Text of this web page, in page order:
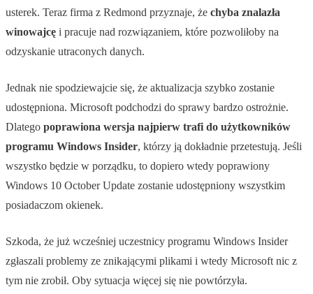
usterek. Teraz firma z Redmond przyznaje, że chyba znalazła
winowajcę i pracuje nad rozwiązaniem, które pozwoliłoby na
odzyskanie utraconych danych.
Jednak nie spodziewajcie się, że aktualizacja szybko zostanie
udostępniona. Microsoft podchodzi do sprawy bardzo ostrożnie.
Dlatego poprawiona wersja najpierw trafi do użytkowników
programu Windows Insider, którzy ją dokładnie przetestują. Jeśli
wszystko będzie w porządku, to dopiero wtedy poprawiony
Windows 10 October Update zostanie udostępniony wszystkim
posiadaczom okienek.
Szkoda, że już wcześniej uczestnicy programu Windows Insider
zgłaszali problemy ze znikającymi plikami i wtedy Microsoft nic z
tym nie zrobił. Oby sytuacja więcej się nie powtórzyła.